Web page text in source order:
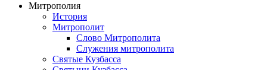
Митрополия
История
Митрополит
Слово Митрополита
Служения митрополита
Святые Кузбасса